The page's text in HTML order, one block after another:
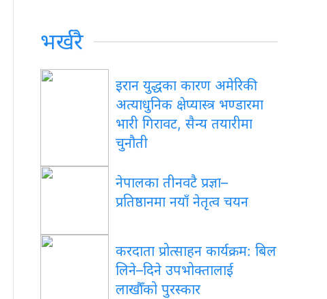
भर्खरै
इरान युद्धका कारण अमेरिकी
अत्याधुनिक क्षेप्यास्त्र भण्डारमा
भारी गिरावट, सैन्य तयारीमा
चुनौती
नेपालका तीनवटै प्रज्ञा–
प्रतिष्ठानमा नयाँ नेतृत्व चयन
करदाता प्रोत्साहन कार्यक्रम: बिल
लिने–दिने उपभोक्तालाई
लाखौँको पुरस्कार